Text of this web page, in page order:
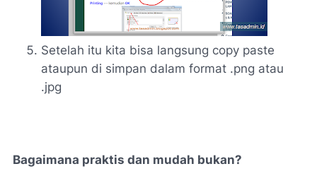
Setelah itu kita bisa langsung copy paste
ataupun di simpan dalam format .png atau
.jpg
Bagaimana praktis dan mudah bukan?